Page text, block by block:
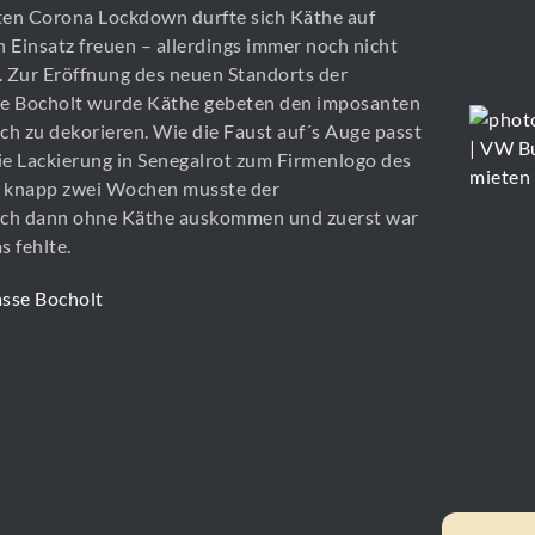
Corona Lockdown durfte sich Käthe auf
Einsatz freuen – allerdings immer noch nicht
Eröffnung des neuen Standorts der
Bocholt wurde Käthe gebeten den imposanten
zu dekorieren. Wie die Faust auf´s Auge passt
Lackierung in Senegalrot zum Firmenlogo des
zwei Wochen musste der
dann ohne Käthe auskommen und zuerst war
fehlte.
Bocholt